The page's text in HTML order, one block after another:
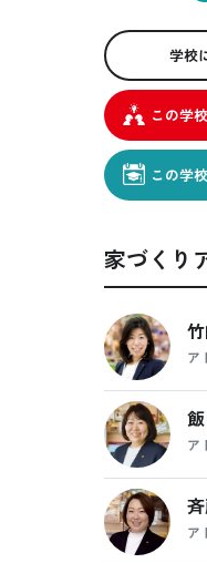
学校
この学
この学
家づくり
ア
ア
ア